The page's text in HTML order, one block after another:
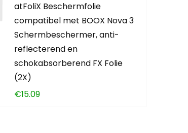
atFoliX Beschermfolie
compatibel met BOOX Nova 3
Schermbeschermer, anti-
reflecterend en
schokabsorberend FX Folie
(2X)
€15.09